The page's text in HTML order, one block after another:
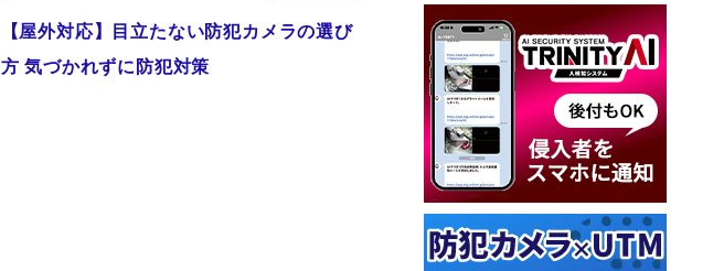
【屋外対応】目立たない防犯カメラの選び
方 気づかれずに防犯対策